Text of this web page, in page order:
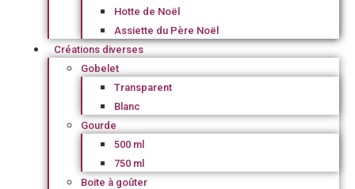
Hotte de Noël
Assiette du Père Noël
Créations diverses
Gobelet
Transparent
Blanc
Gourde
500 ml
750 ml
Boite à goûter